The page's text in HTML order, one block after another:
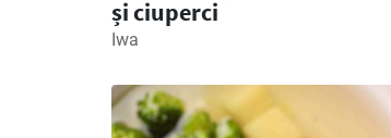
și ciuperci
Iwa